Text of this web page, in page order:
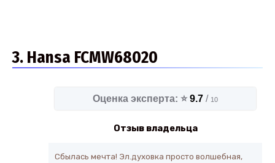
3. Hansa FCMW68020
Оценка эксперта: ⭐ 9.7 / 10
Отзыв владельца
Сбылась мечта! Эл.духовка просто волшебная,